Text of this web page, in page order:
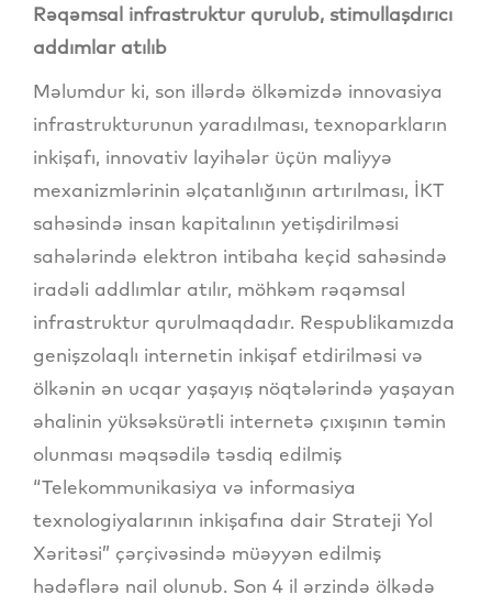
Rəqəmsal infrastruktur qurulub, stimullaşdırıcı
addımlar atılıb
Məlumdur ki, son illərdə ölkəmizdə innovasiya
infrastrukturunun yaradılması, texnoparkların
inkişafı, innovativ layihələr üçün maliyyə
mexanizmlərinin əlçatanlığının artırılması, İKT
sahəsində insan kapitalının yetişdirilməsi
sahələrində elektron intibaha keçid sahəsində
iradəli addlımlar atılır, möhkəm rəqəmsal
infrastruktur qurulmaqdadır. Respublikamızda
genişzolaqlı internetin inkişaf etdirilməsi və
ölkənin ən ucqar yaşayış nöqtələrində yaşayan
əhalinin yüksəksürətli internetə çıxışının təmin
olunması məqsədilə təsdiq edilmiş
“Telekommunikasiya və informasiya
texnologiyalarının inkişafına dair Strateji Yol
Xəritəsi” çərçivəsində müəyyən edilmiş
hədəflərə nail olunub. Son 4 il ərzində ölkədə